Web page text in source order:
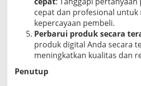
cepat dan profesional untuk
kepercayaan pembeli.
Perbarui produk secara
produk digital Anda secara
meningkatkan kualitas dan
Penutup